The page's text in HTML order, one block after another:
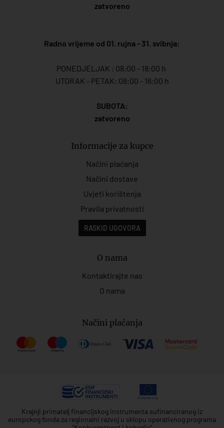
zatvoreno
Radno vrijeme od 01. rujna - 31. svibnja:
PONEDJELJAK : 08:00 - 18:00 h
UTORAK - PETAK: 08:00 - 16:00 h
SUBOTA:
zatvoreno
Informacije za kupce
Načini plaćanja
Načini dostave
Uvjeti korištenja
Pravila privatnosti
RASKID UGOVORA
O nama
Kontaktirajte nas
O nama
Načini plaćanja
Krajnji primatelj financijskog instrumenta sufinanciranog iz
europskog fonda za regionalni razvoj u sklopu operativnog programa